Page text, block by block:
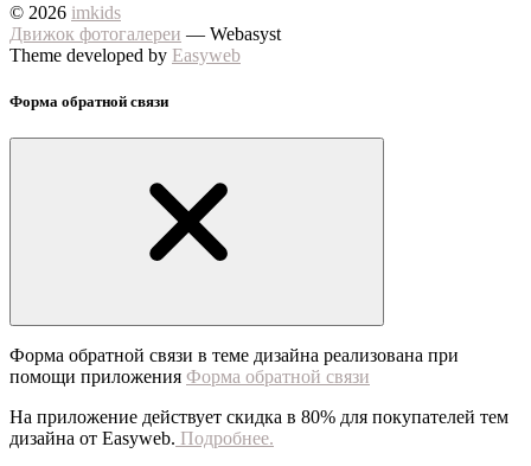
© 2026 imkids
Движок фотогалереи — Webasyst
Theme developed by Easyweb
Форма обратной связи
Форма обратной связи в теме дизайна реализована при
помощи приложения Форма обратной связи
На приложение действует скидка в 80% для покупателей тем
дизайна от Easyweb. Подробнее.